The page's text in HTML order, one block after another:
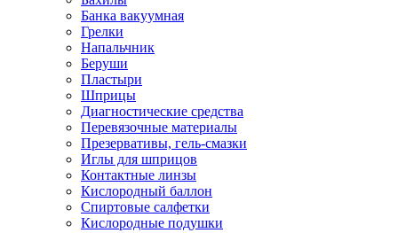
Банка вакуумная
Грелки
Напальчник
Беруши
Пластыри
Шприцы
Диагностические средства
Перевязочные материалы
Презервативы, гель-смазки
Иглы для шприцов
Контактные линзы
Кислородный баллон
Спиртовые салфетки
Кислородные подушки